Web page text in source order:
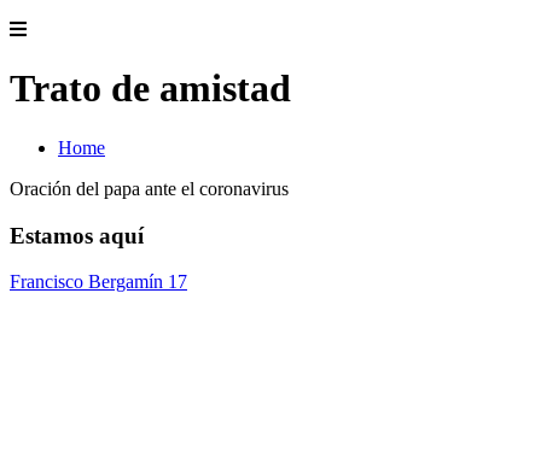
Trato de amistad
Home
Oración del papa ante el coronavirus
Estamos aquí
Francisco Bergamín 17